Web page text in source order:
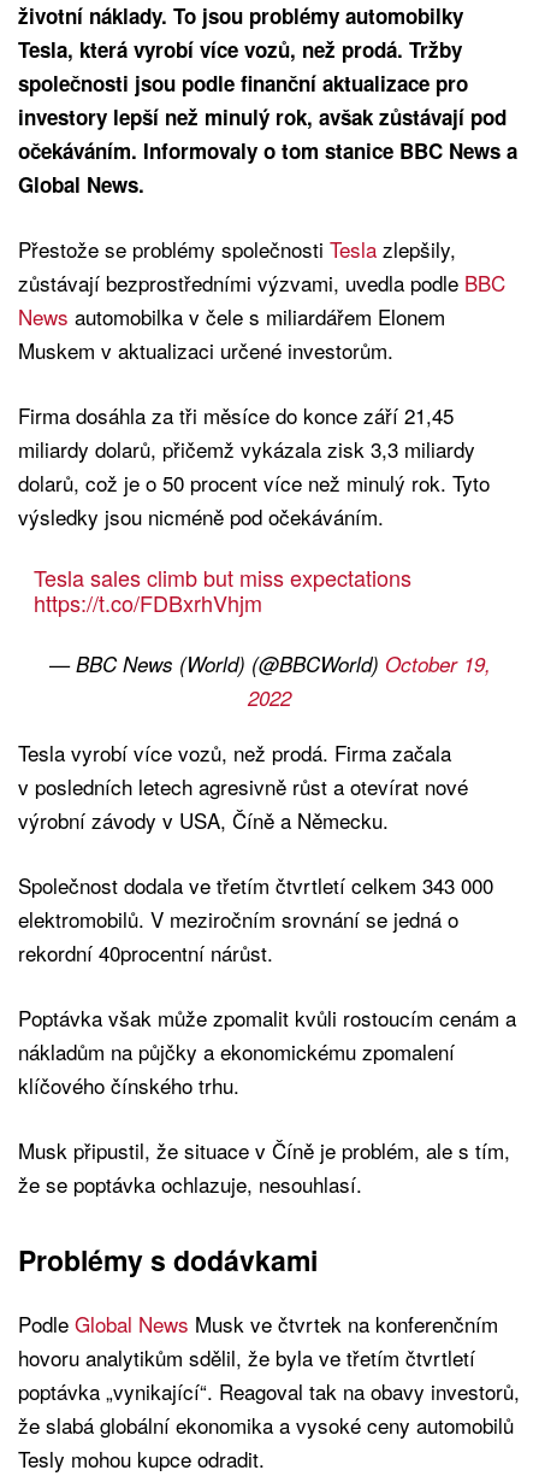
životní náklady. To jsou problémy automobilky
Tesla, která vyrobí více vozů, než prodá. Tržby
společnosti jsou podle finanční aktualizace pro
investory lepší než minulý rok, avšak zůstávají pod
očekáváním. Informovaly o tom stanice BBC News a
Global News.
Přestože se problémy společnosti Tesla zlepšily,
zůstávají bezprostředními výzvami, uvedla podle BBC
News automobilka v čele s miliardářem Elonem
Muskem v aktualizaci určené investorům.
Firma dosáhla za tři měsíce do konce září 21,45
miliardy dolarů, přičemž vykázala zisk 3,3 miliardy
dolarů, což je o 50 procent více než minulý rok. Tyto
výsledky jsou nicméně pod očekáváním.
Tesla sales climb but miss expectations
https://t.co/FDBxrhVhjm
— BBC News (World) (@BBCWorld) October 19,
2022
Tesla vyrobí více vozů, než prodá. Firma začala
v posledních letech agresivně růst a otevírat nové
výrobní závody v USA, Číně a Německu.
Společnost dodala ve třetím čtvrtletí celkem 343 000
elektromobilů. V meziročním srovnání se jedná o
rekordní 40procentní nárůst.
Poptávka však může zpomalit kvůli rostoucím cenám a
nákladům na půjčky a ekonomickému zpomalení
klíčového čínského trhu.
Musk připustil, že situace v Číně je problém, ale s tím,
že se poptávka ochlazuje, nesouhlasí.
Problémy s dodávkami
Podle Global News Musk ve čtvrtek na konferenčním
hovoru analytikům sdělil, že byla ve třetím čtvrtletí
poptávka „vynikající“. Reagoval tak na obavy investorů,
že slabá globální ekonomika a vysoké ceny automobilů
Tesly mohou kupce odradit.